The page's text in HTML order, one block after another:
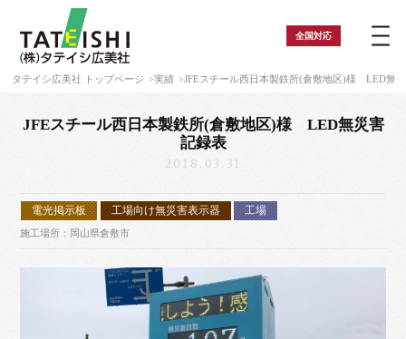
全国対応
タテイシ広美社 トップページ 実績 JFEスチール西日本製鉄所(倉敷地区)様 LED無
JFEスチール西日本製鉄所(倉敷地区)様 LED無災害
記録表
2018.03.31
電光掲示板 工場向け無災害表示器 工場
施工場所：岡山県倉敷市